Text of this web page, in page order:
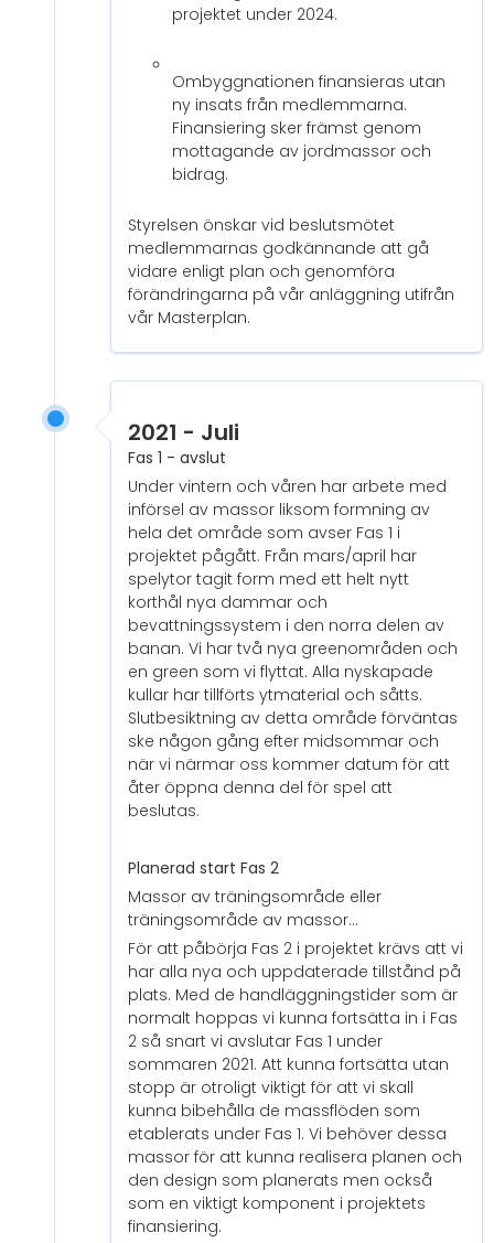
projektet under 2024.
Ombyggnationen finansieras utan
ny insats från medlemmarna.
Finansiering sker främst genom
mottagande av jordmassor och
bidrag.
Styrelsen önskar vid beslutsmötet
medlemmarnas godkännande att gå
vidare enligt plan och genomföra
förändringarna på vår anläggning utifrån
vår Masterplan.
2021 - Juli
Fas 1 - avslut
Under vintern och våren har arbete med
införsel av massor liksom formning av
hela det område som avser Fas 1 i
projektet pågått. Från mars/april har
spelytor tagit form med ett helt nytt
korthål nya dammar och
bevattningssystem i den norra delen av
banan. Vi har två nya greenområden och
en green som vi flyttat. Alla nyskapade
kullar har tillförts ytmaterial och såtts.
Slutbesiktning av detta område förväntas
ske någon gång efter midsommar och
när vi närmar oss kommer datum för att
åter öppna denna del för spel att
beslutas.
Planerad start Fas 2
Massor av träningsområde eller
träningsområde av massor…
För att påbörja Fas 2 i projektet krävs att vi
har alla nya och uppdaterade tillstånd på
plats. Med de handläggningstider som är
normalt hoppas vi kunna fortsätta in i Fas
2 så snart vi avslutar Fas 1 under
sommaren 2021. Att kunna fortsätta utan
stopp är otroligt viktigt för att vi skall
kunna bibehålla de massflöden som
etablerats under Fas 1. Vi behöver dessa
massor för att kunna realisera planen och
den design som planerats men också
som en viktigt komponent i projektets
finansiering.